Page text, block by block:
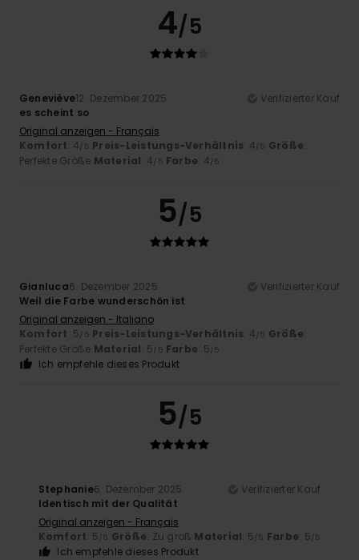
4/5
Geneviève12. Dezember 2025
Verifizierter Kauf
es scheint so
Original anzeigen - Français
Komfort: 4/5 Preis-Leistungs-Verhältnis: 4/5 Größe:
Perfekte Größe Material: 4/5 Farbe: 4/5
5/5
Gianluca6. Dezember 2025
Verifizierter Kauf
Weil die Farbe wunderschön ist
Original anzeigen - Italiano
Komfort: 5/5 Preis-Leistungs-Verhältnis: 4/5 Größe:
Perfekte Größe Material: 5/5 Farbe: 5/5
Ich empfehle dieses Produkt
5/5
Stephanie6. Dezember 2025
Verifizierter Kauf
Identisch mit der Qualität
Original anzeigen - Français
Komfort: 5/5 Größe: Zu groß Material: 5/5 Farbe: 5/5
Ich empfehle dieses Produkt